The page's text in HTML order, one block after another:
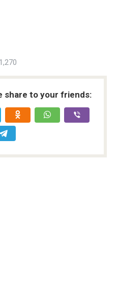
1,270
share to your friends: